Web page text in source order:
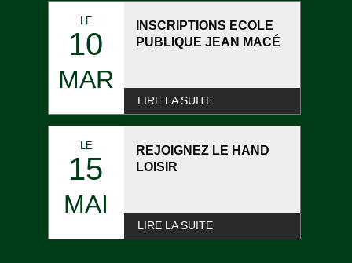
LE
10
MAR
INSCRIPTIONS ECOLE
PUBLIQUE JEAN MACÉ
LIRE LA SUITE
LE
15
MAI
REJOIGNEZ LE HAND
LOISIR
LIRE LA SUITE